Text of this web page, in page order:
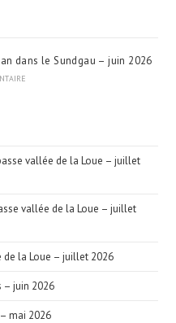
dans le Sundgau – juin 2026
vallée de la Loue – juillet
vallée de la Loue – juillet
de la Loue – juillet 2026
– juin 2026
mai 2026